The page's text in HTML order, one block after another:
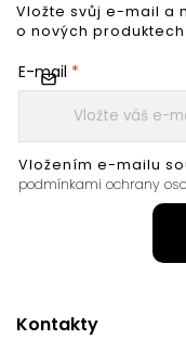
Kontakty
Vložte svůj e-mail a
o nových
E-mail
Vložením e-mailu
podmínkami ochrany